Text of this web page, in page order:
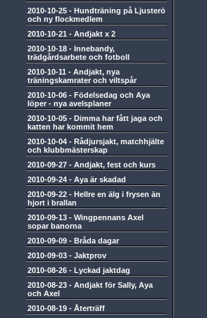
2010-10-25 - Hundträning på Ljusterö
och ny flockmedlem
2010-10-21 - Andjakt x 2
2010-10-18 - Innebandy,
trädgårdsarbete och fotboll
2010-10-11 - Andjakt, nya
träningskamrater och viltspår
2010-10-06 - Födelsedag och Aya
löper - nya avelsplaner
2010-10-05 - Dimma har fått jaga och
katten har kommit hem
2010-10-04 - Rådjursjakt, matchhjälte
och klubbmästerskap
2010-09-27 - Andjakt, fest och kurs
2010-09-24 - Aya är skadad
2010-09-22 - Hellre en älg i frysen än
hjort i brallan
2010-09-13 - Wingpennans Axel
sopar banorna
2010-09-09 - Bråda dagar
2010-09-03 - Jaktprov
2010-08-26 - Lyckad jaktdag
2010-08-23 - Andjakt för Sally, Aya
och Axel
2010-08-19 - Återträff